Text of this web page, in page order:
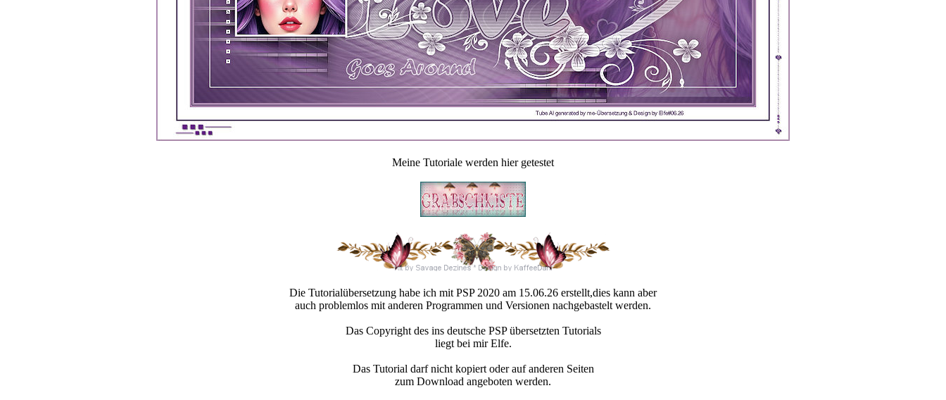
Meine Tutoriale werden hier getestet
Die Tutorialübersetzung habe ich mit PSP 2020 am 15.06.26 erstellt,dies kann aber
auch problemlos mit anderen Programmen und Versionen nachgebastelt werden.
Das Copyright des ins deutsche PSP übersetzten Tutorials
liegt bei mir Elfe.
Das Tutorial darf nicht kopiert oder auf anderen Seiten
zum Download angeboten werden.